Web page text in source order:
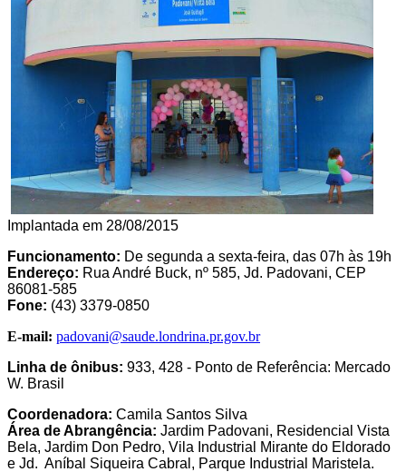
Implantada em 28/08/2015
Funcionamento: De segunda a sexta-feira, das 07h às 19h
Endereço: Rua André Buck, nº 585, Jd. Padovani, CEP
86081-585
Fone: (43) 3379-0850
E-mail: padovani@saude.londrina.pr.gov.br
Linha de ônibus: 933, 428 - Ponto de Referência: Mercado
W. Brasil
Coordenadora: Camila Santos Silva
Área de Abrangência: Jardim Padovani, Residencial Vista
Bela, Jardim Don Pedro, Vila Industrial Mirante do Eldorado
e Jd. Aníbal Siqueira Cabral, Parque Industrial Maristela.